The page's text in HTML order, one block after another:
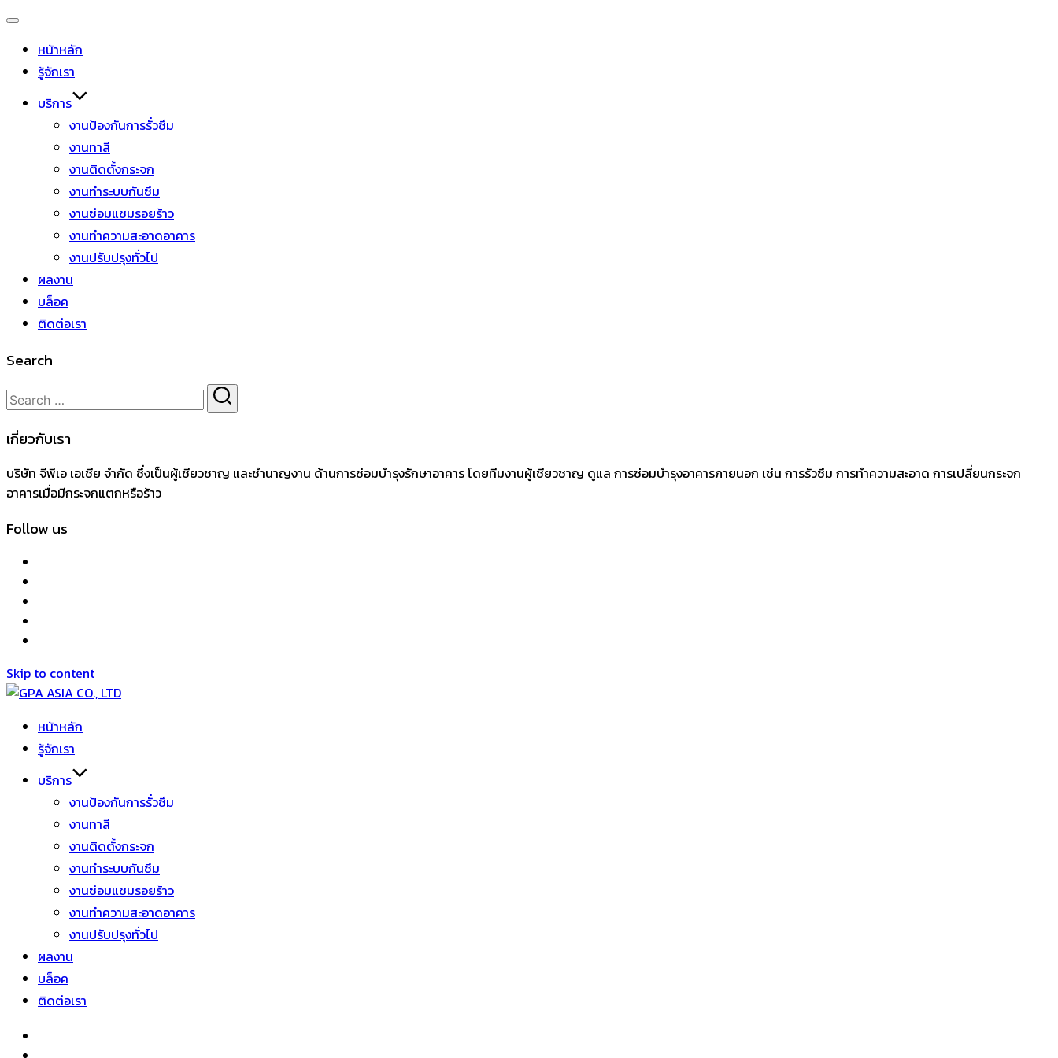
หน้าหลัก
รู้จักเรา
บริการ
งานป้องกันการรั่วซึม
งานทาสี
งานติดตั้งกระจก
งานทำระบบกันซึม
งานซ่อมแซมรอยร้าว
งานทำความสะอาดอาคาร
งานปรับปรุงทั่วไป
ผลงาน
บล็อค
ติดต่อเรา
Search
เกี่ยวกับเรา
บริษัท จีพีเอ เอเชีย จำกัด ซึ่งเป็นผู้เชียวชาญ และชำนาญงาน ด้านการซ่อมบำรุงรักษาอาคาร โดยทีมงานผู้เชียวชาญ ดูแล การซ่อมบำรุงอาคารภายนอก เช่น การรัวซึม การทำความสะอาด การเปลี่ยนกระจก
อาคารเมื่อมีกระจกแตกหรือร้าว
Follow us
Skip to content
หน้าหลัก
รู้จักเรา
บริการ
งานป้องกันการรั่วซึม
งานทาสี
งานติดตั้งกระจก
งานทำระบบกันซึม
งานซ่อมแซมรอยร้าว
งานทำความสะอาดอาคาร
งานปรับปรุงทั่วไป
ผลงาน
บล็อค
ติดต่อเรา